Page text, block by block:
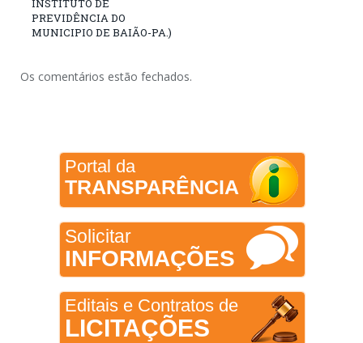
INSTITUTO DE
PREVIDÊNCIA DO
MUNICIPIO DE BAIÃO-PA.)
Os comentários estão fechados.
Portal da
TRANSPARÊNCIA
Solicitar
INFORMAÇÕES
Editais e Contratos de
LICITAÇÕES